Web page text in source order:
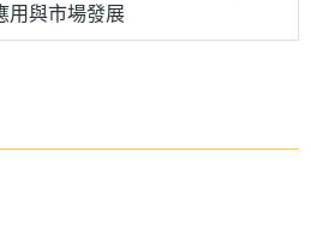
用與市場發展